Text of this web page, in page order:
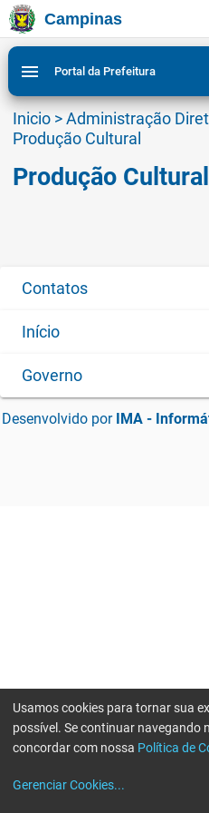
Ir para conteudo
Ir para menu do site da
Ligar/Desligar
Campinas
menu Portal da Prefeitura
Inicio>Administração
Produção Cultural
Produção Cultural
Contatos
Início
Governo
Desenvolvido por IMA -
Usamos cookies para tornar sua
possível. Se continuar navegando
concordar com nossa Política de
Gerenciar Cookies...
Erro ao enviar informações, por